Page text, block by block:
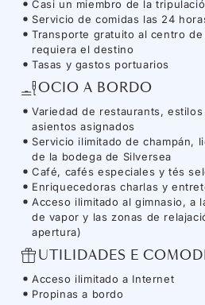
Casi un miembro de la
Servicio de comidas las 24
Transporte gratuito al centro
requiera el destino
Tasas y gastos portuarios
OCIO A BORDO
Variedad de restaurants,
asientos asignados
Servicio ilimitado de champán,
de la bodega de Silversea
Café, cafés especiales y tés
Enriquecedoras charlas y
Acceso ilimitado al gimnasio, a
de vapor y las zonas de
apertura)
UTILIDADES E
Acceso ilimitado a Internet
Propinas a bordo